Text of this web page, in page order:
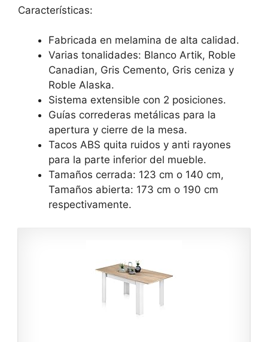
Características:
Fabricada en melamina de alta calidad.
Varias tonalidades: Blanco Artik, Roble
Canadian, Gris Cemento, Gris ceniza y
Roble Alaska.
Sistema extensible con 2 posiciones.
Guías correderas metálicas para la
apertura y cierre de la mesa.
Tacos ABS quita ruidos y anti rayones
para la parte inferior del mueble.
Tamaños cerrada: 123 cm o 140 cm,
Tamaños abierta: 173 cm o 190 cm
respectivamente.